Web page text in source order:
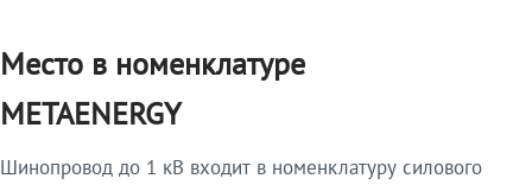
Место в номенклатуре
METAENERGY
Шинопровод до 1 кВ входит в номенклатуру силового